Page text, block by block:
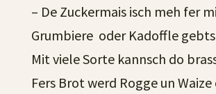
– De Zuckermais isch meh fer
Grumbiere oder Kadoffle gebts
Mit viele Sorte kannsch do
Fers Brot werd Rogge un